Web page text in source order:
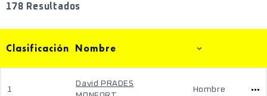
178 Resultados
Clasificación Nombre
1
David PRADES
Hombre